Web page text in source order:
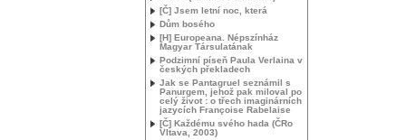
[Č] Jsem letní noc, která
Dům bosého
[H] Europeana. Népszínház
Magyar Társulatának
Podzimní píseň Paula Verlaina v
českých překladech
Jak se Pantagruel seznámil s
Panurgem, jehož pak miloval po
celý život : o třech imaginárních
jazycích Françoise Rabelaise
[Č] Každému svého hada (ČRo
Vltava, 2003)